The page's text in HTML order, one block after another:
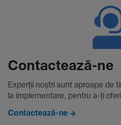
Contac­tează-ne
Experții noștri sunt aproape de
la imple­men­tare, pentru a-ți
Contactează-ne